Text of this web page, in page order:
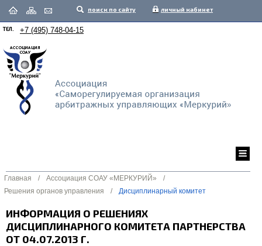
поиск по сайту личный кабинет
ТЕЛ. +7 (495) 748-04-15
Главная / Ассоциация СОАУ «МЕРКУРИЙ»
/
Решения органов управления
/ Дисциплинарный комитет
ИНФОРМАЦИЯ О РЕШЕНИЯХ
ДИСЦИПЛИНАРНОГО КОМИТЕТА ПАРТНЕРСТВА
ОТ 04.07.2013 Г.